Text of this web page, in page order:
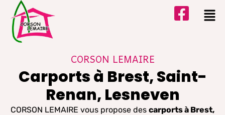
CORSON LEMAIRE
Carports à Brest, Saint-
Renan, Lesneven
CORSON LEMAIRE vous propose des carports à Brest,